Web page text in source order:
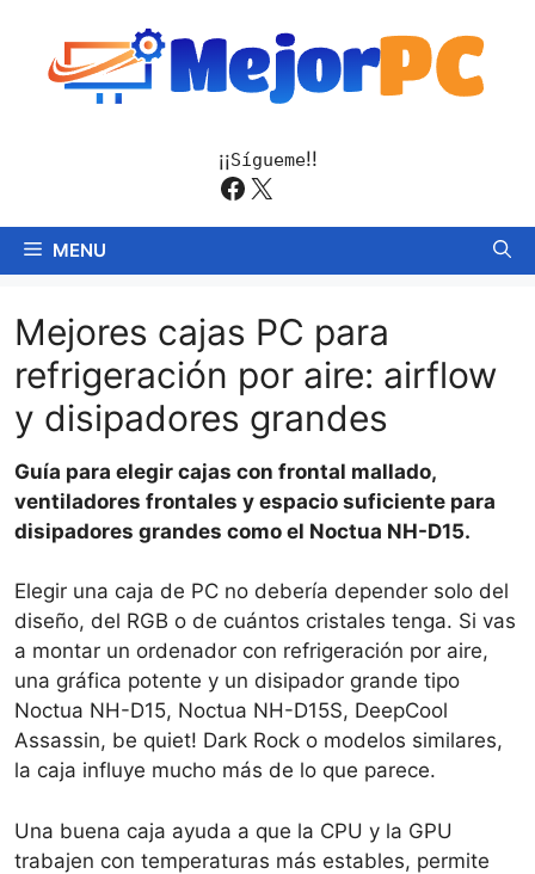
contenido
¡¡Sígueme!!
Facebook
X
MENU
Mejores cajas PC para
refrigeración por aire: airflow
y disipadores grandes
Guía para elegir cajas con frontal mallado,
ventiladores frontales y espacio suficiente para
disipadores grandes como el Noctua NH-D15.
Elegir una caja de PC no debería depender solo del
diseño, del RGB o de cuántos cristales tenga. Si vas
a montar un ordenador con refrigeración por aire,
una gráfica potente y un disipador grande tipo
Noctua NH-D15, Noctua NH-D15S, DeepCool
Assassin, be quiet! Dark Rock o modelos similares,
la caja influye mucho más de lo que parece.
Una buena caja ayuda a que la CPU y la GPU
trabajen con temperaturas más estables, permite